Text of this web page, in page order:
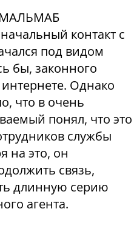
МАЛЬМАБ
контакт с
под видом
бы, законного
Однако
что в очень
понял, что это
службы
на это, он
связь,
длинную серию
агента.